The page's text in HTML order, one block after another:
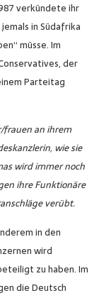
verkündete ihr
in Südafrika
müsse. Im
der
Parteitag
frauen an ihrem
wie sie
wird immer noch
ihre Funktionäre
verübt.
in den
wird
zu haben. Im
die Deutsch